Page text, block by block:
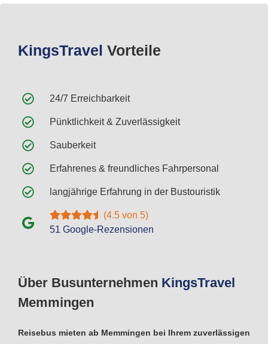
Über Busunternehmen KingsTravel
Memmingen
Reisebus mieten ab Memmingen bei Ihrem zuverlässigen
KingsTravel Vorteile
24/7 Erreichbarkeit
Pünktlichkeit & Zuverlässigkeit
Sauberkeit
Erfahrenes & freundliches Fahrpersonal
langjährige Erfahrung in der Bustouristik
(4.5 von 5)
51 Google-Rezensionen